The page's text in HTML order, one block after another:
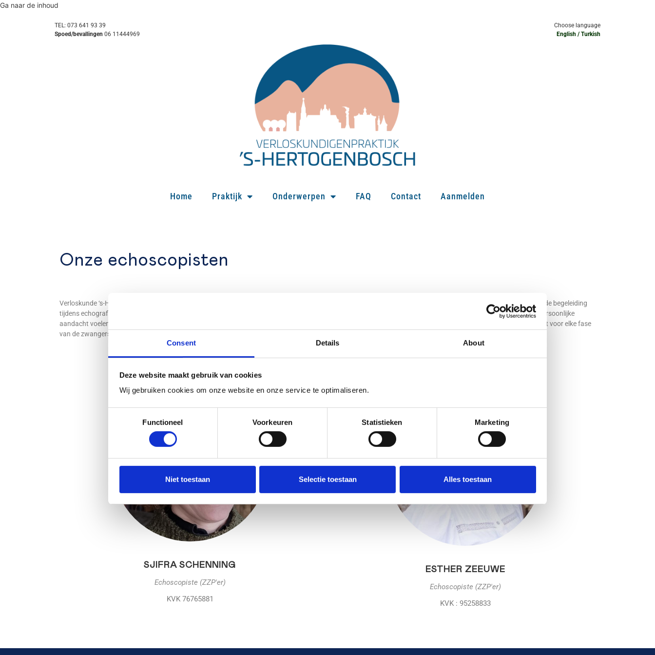
Consent Details About
Deze website maakt gebruik van cookies
Wij gebruiken cookies om onze website en onze service te optimaliseren.
Functioneel Voorkeuren Statistieken Marketing
Niet toestaan Selectie toestaan Alles toestaan
Ga naar de inhoud
TEL: 073 641 93 39
Spoed/bevallingen 06 11444969
Choose language
English/Turkish
Home Praktijk Onderwerpen FAQ Contact Aanmelden
Onze echoscopisten
Verloskunde ‘s-Hertogenbosch biedt zorg van hoge kwaliteit met een vast team van ervaren echoscopisten. Hierdoor krijgen cliënten altijd deskundige en vertrouwde begeleiding
tijdens echografische onderzoeken. Het team werkt met moderne apparatuur om de gezondheid van moeder en kind optimaal te monitoren. Door korte lijnen en persoonlijke
aandacht voelen zwangeren zich gehoord en op hun gemak. Bij Verloskundigenpraktijk ‘s-Hertogenbosch staat zorg op maat centraal, met een team dat klaarstaat voor elke fase
van de zwangerschap.
SJIFRA SCHENNING
Echoscopiste (ZZP'er)
KVK 76765881
ESTHER ZEEUWE
Echoscopiste (ZZP'er)
KVK : 95258833